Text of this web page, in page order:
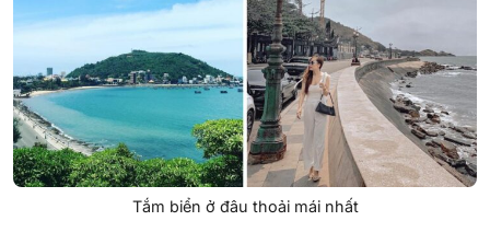
Tắm biển ở đâu thoải mái nhất